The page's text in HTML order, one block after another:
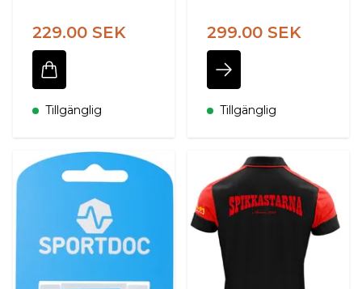
229.00 SEK
Tillgänglig
299.00 SEK
Tillgänglig